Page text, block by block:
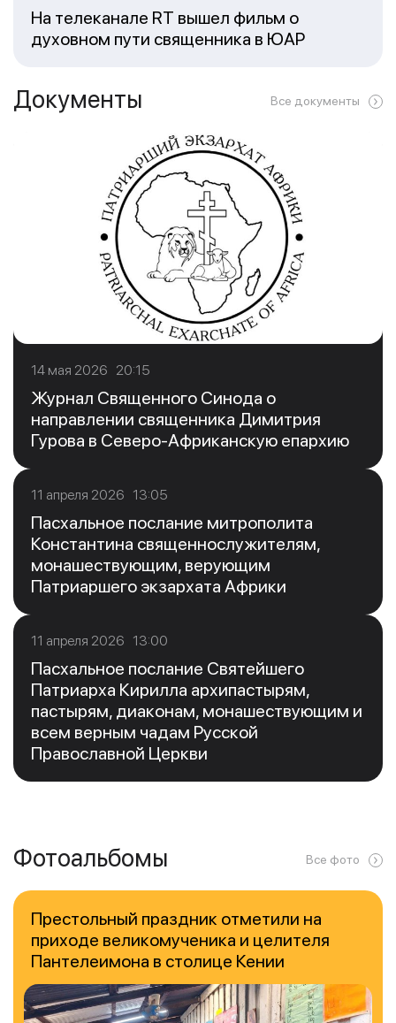
На телеканале RT вышел фильм о
духовном пути священника в ЮАР
Документы Все документы
14 мая 2026 20:15
Журнал Священного Синода о
направлении священника Димитрия
Гурова в Северо-Африканскую епархию
11 апреля 2026 13:05
Пасхальное послание митрополита
Константина священнослужителям,
монашествующим, верующим
Патриаршего экзархата Африки
11 апреля 2026 13:00
Пасхальное послание Святейшего
Патриарха Кирилла архипастырям,
пастырям, диаконам, монашествующим и
всем верным чадам Русской
Православной Церкви
Фотоальбомы Все фото
Престольный праздник отметили на
приходе великомученика и целителя
Пантелеимона в столице Кении